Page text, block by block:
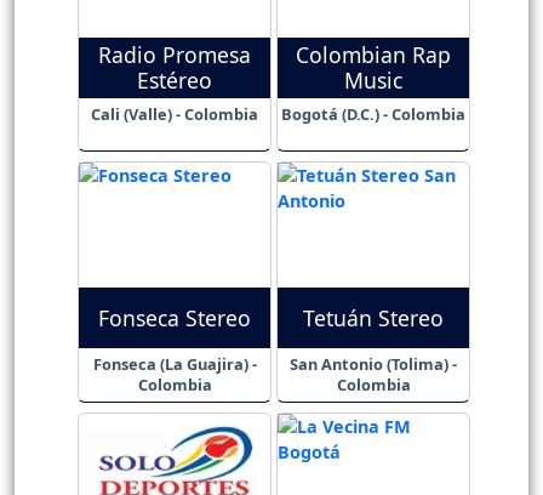
Radio Promesa
Estéreo
Cali (Valle) - Colombia
Colombian Rap
Music
Bogotá (D.C.) - Colombia
Fonseca Stereo
Fonseca (La Guajira) -
Colombia
Tetuán Stereo
San Antonio (Tolima) -
Colombia